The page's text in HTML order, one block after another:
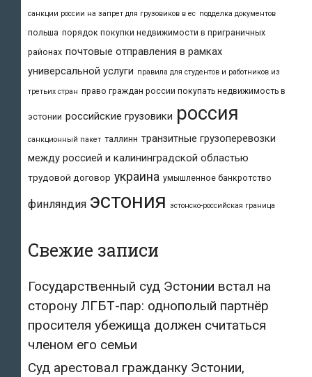
санкции россии на запрет для грузовиков в ес подделка документов
польша порядок покупки недвижимости в приграничных
районах почтовые отправления в рамках
универсальной услуги правила для студентов и работников из
третьих стран право граждан россии покупать недвижимость в
эстонии российские грузовики россия
санкционный пакет таллинн транзитные грузоперевозки
между россией и калининградской областью
трудовой договор украина умышленное банкротство
финляндия эстония эстонско-российская граница
Свежие записи
Государственный суд Эстонии встал на
сторону ЛГБТ-пар: однополый партнёр
просителя убежища должен считаться
членом его семьи
Суд арестовал гражданку Эстонии,